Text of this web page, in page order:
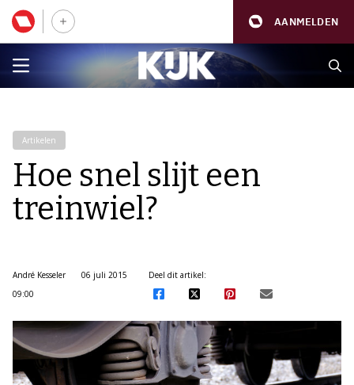
AANMELDEN
Artikelen
Hoe snel slijt een
treinwiel?
André Kesseler
06 juli 2015
09:00
Deel dit artikel: